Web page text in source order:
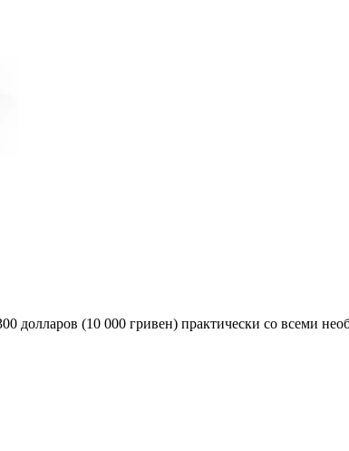
долларов (10 000 гривен) практически со всеми